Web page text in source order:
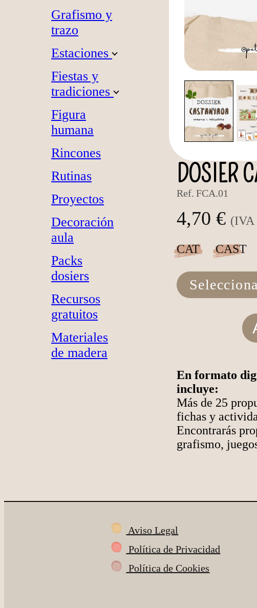
Grafismo y
trazo
Estaciones
Fiestas y
tradiciones
Figura
humana
Rincones
Rutinas
Proyectos
Decoración
aula
Packs
dosiers
Recursos
gratuitos
Materiales
de madera
DOSIER
En formato
incluye:
Más de 25
fichas y
Encontrarás
grafismo,
CAT CAST
Ref. FCA.01
4,70 € (IVA
Aviso Legal
Política de Privacidad
Política de Cookies